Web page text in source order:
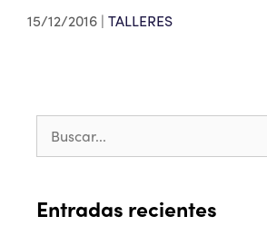
15/12/2016 TALLERES
Entradas recientes